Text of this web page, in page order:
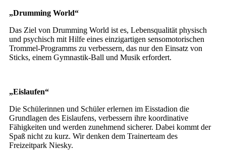
„Drumming World“
Das Ziel von Drumming World ist es, Lebensqualität physisch
und psychisch mit Hilfe eines einzigartigen sensomotorischen
Trommel-Programms zu verbessern, das nur den Einsatz von
Sticks, einem Gymnastik-Ball und Musik erfordert.
„Eislaufen“
Die Schülerinnen und Schüler erlernen im Eisstadion die
Grundlagen des Eislaufens, verbessern ihre koordinative
Fähigkeiten und werden zunehmend sicherer. Dabei kommt der
Spaß nicht zu kurz. Wir denken dem Trainerteam des
Freizeitpark Niesky.